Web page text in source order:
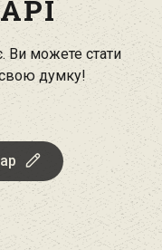
Ви можете стати
думку!